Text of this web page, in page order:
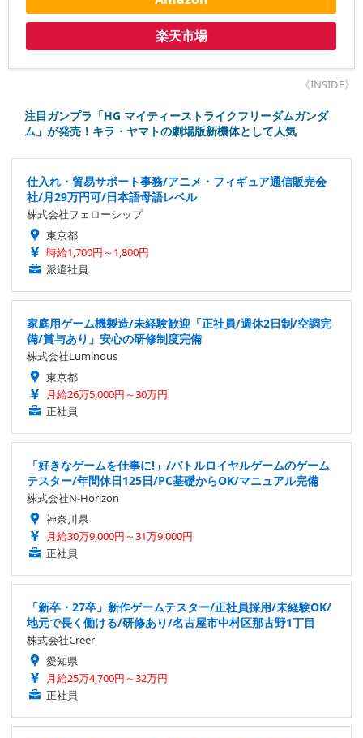
楽天市場
《INSIDE》
注目ガンプラ「HG マイティーストライクフリーダムガンダ
ム」が発売！キラ・ヤマトの劇場版新機体として人気
仕入れ・貿易サポート事務/アニメ・フィギュア通信販売会
社/月29万円可/日本語母語レベル
株式会社フェローシップ
東京都
時給1,700円～1,800円
派遣社員
家庭用ゲーム機製造/未経験歓迎「正社員/週休2日制/空調完
備/賞与あり」安心の研修制度完備
株式会社Luminous
東京都
月給26万5,000円～30万円
正社員
「好きなゲームを仕事に!」/バトルロイヤルゲームのゲーム
テスター/年間休日125日/PC基礎からOK/マニュアル完備
株式会社N-Horizon
神奈川県
月給30万9,000円～31万9,000円
正社員
「新卒・27卒」新作ゲームテスター/正社員採用/未経験OK/
地元で長く働ける/研修あり/名古屋市中村区那古野1丁目
株式会社Creer
愛知県
月給25万4,700円～32万円
正社員